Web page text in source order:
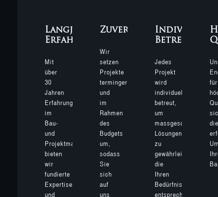
Langjährige
Erfahrung
Mit
über
30
Jahren
Erfahrung
im
Bau-
und
Projektmanagement
bieten
wir
fundierte
Expertise
und
Zuverlässigkeit
Wir
setzen
Projekte
termingerecht
und
im
Rahmen
des
Budgets
um,
sodass
Sie
sich
auf
uns
Betreuung
Jedes
Projekt
wird
individuell
betreut,
um
massgeschneiderte
Lösungen
zu
gewährleisten,
die
Ihren
Bedürfnissen
entsprechen.
für
die